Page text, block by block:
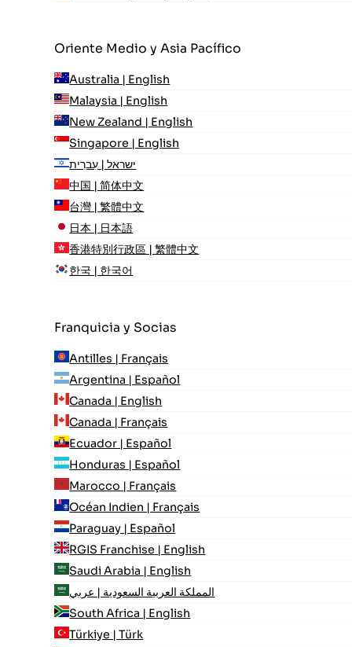
Oriente Medio y Asia Pacífico
Australia | English
Malaysia | English
New Zealand | English
Singapore | English
ישראל | עִברִית
中国 | 简体中文
台灣 | 繁體中文
日本 | 日本語
香港特別行政區 | 繁體中文
한국 | 한국어
Franquicia y Socias
Antilles | Français
Argentina | Español
Canada | English
Canada | Français
Ecuador | Español
Honduras | Español
Marocco | Français
Océan Indien | Français
Paraguay | Español
RGIS Franchise | English
Saudi Arabia | English
المملكة العربية السعودية | عربي
South Africa | English
Türkiye | Türk